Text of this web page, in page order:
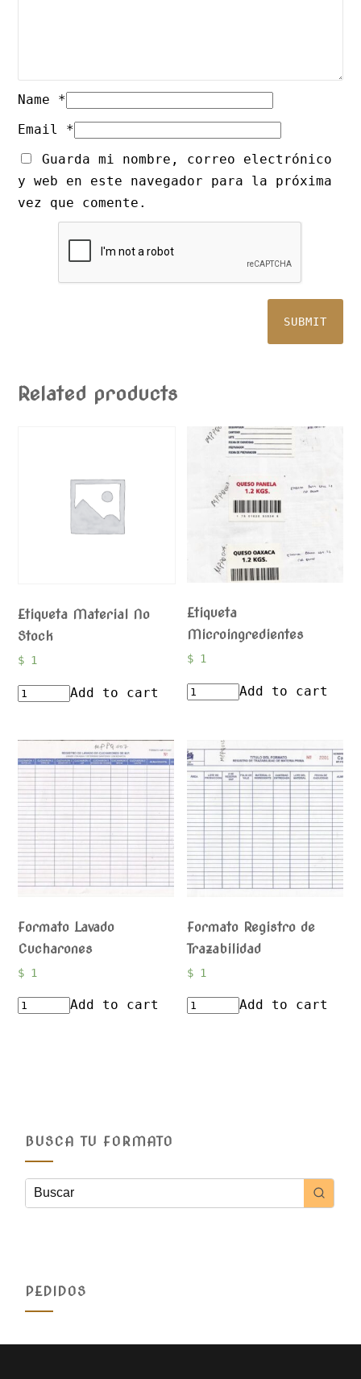
Name *
Email *
Guarda mi nombre, correo electrónico
y web en este navegador para la próxima
vez que comente.
Related products
Etiqueta Material No
Stock
$1
Add to cart
Etiqueta
Microingredientes
$ 1
Add to cart
Formato Lavado
Cucharones
$1
Add to cart
Formato Registro de
Trazabilidad
$ 1
Add to cart
BUSCA TU FORMATO
PEDIDOS